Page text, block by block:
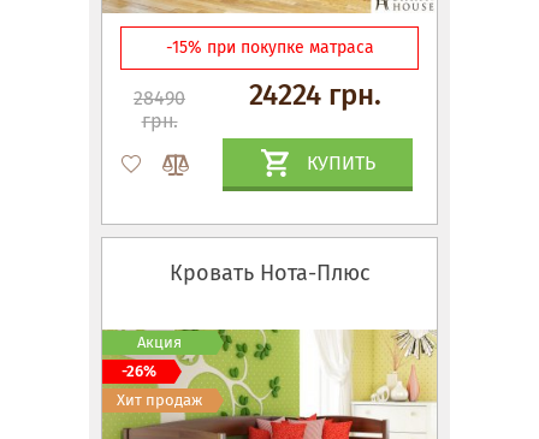
-15% при покупке матраса
28490
грн.
24224 грн.
КУПИТЬ
Кровать Нота-Плюс
Акция
-26%
Хит продаж